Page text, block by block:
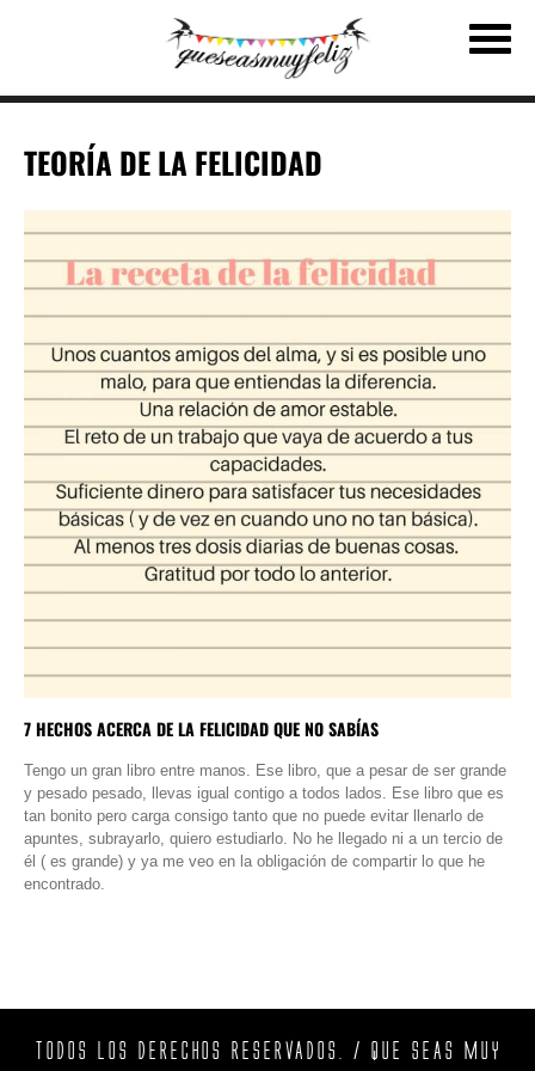
TEORÍA DE LA FELICIDAD
7 HECHOS ACERCA DE LA FELICIDAD QUE NO SABÍAS
Tengo un gran libro entre manos. Ese libro, que a pesar de ser grande
y pesado pesado, llevas igual contigo a todos lados. Ese libro que es
tan bonito pero carga consigo tanto que no puede evitar llenarlo de
apuntes, subrayarlo, quiero estudiarlo. No he llegado ni a un tercio de
él ( es grande) y ya me veo en la obligación de compartir lo que he
encontrado.
TODOS LOS DERECHOS RESERVADOS. / QUE SEAS MUY